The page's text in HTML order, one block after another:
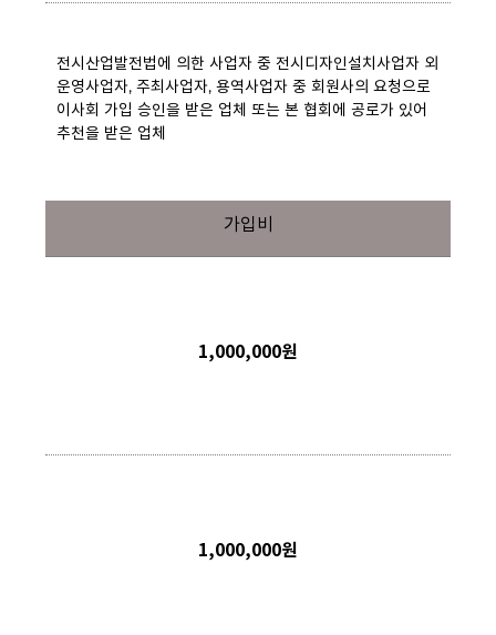
전시산업발전법에 의한 사업자 중 전시디자인설치사업자 외
운영사업자, 주최사업자, 용역사업자 중 회원사의 요청으로
이사회 가입 승인을 받은 업체 또는 본 협회에 공로가 있어
추천을 받은 업체
가입비
1,000,000원
1,000,000원